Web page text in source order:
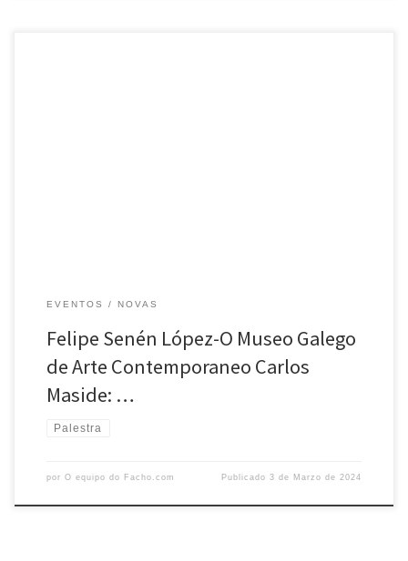
EVENTOS NOVAS
Felipe Senén López-O Museo Galego
de Arte Contemporaneo Carlos
Maside: …
Palestra
por O equipo do Facho.com Publicado3 de Marzo de 2024